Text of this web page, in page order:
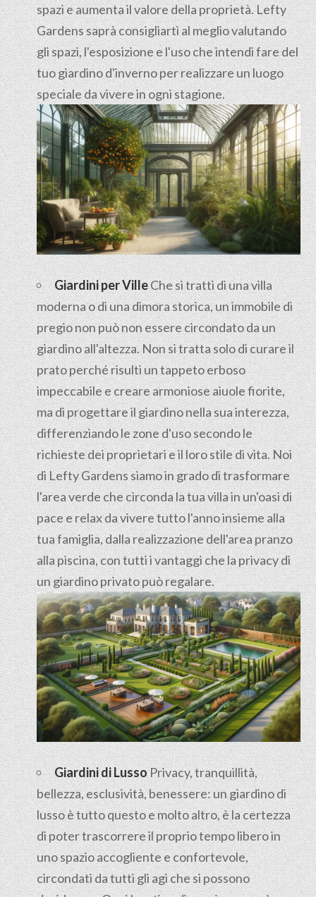
spazi e aumenta il valore della proprietà. Lefty
Gardens saprà consigliarti al meglio valutando
gli spazi, l'esposizione e l'uso che intendi fare del
tuo giardino d'inverno per realizzare un luogo
speciale da vivere in ogni stagione.
Giardini per VilleChe si tratti di una villa
moderna o di una dimora storica, un immobile di
pregio non può non essere circondato da un
giardino all'altezza. Non si tratta solo di curare il
prato perché risulti un tappeto erboso
impeccabile e creare armoniose aiuole fiorite,
ma di progettare il giardino nella sua interezza,
differenziando le zone d'uso secondo le
richieste dei proprietari e il loro stile di vita. Noi
di Lefty Gardens siamo in grado di trasformare
l'area verde che circonda la tua villa in un'oasi di
pace e relax da vivere tutto l'anno insieme alla
tua famiglia, dalla realizzazione dell'area pranzo
alla piscina, con tutti i vantaggi che la privacy di
un giardino privato può regalare.
Giardini di LussoPrivacy, tranquillità,
bellezza, esclusività, benessere: un giardino di
lusso è tutto questo e molto altro, è la certezza
di poter trascorrere il proprio tempo libero in
uno spazio accogliente e confortevole,
circondati da tutti gli agi che si possono